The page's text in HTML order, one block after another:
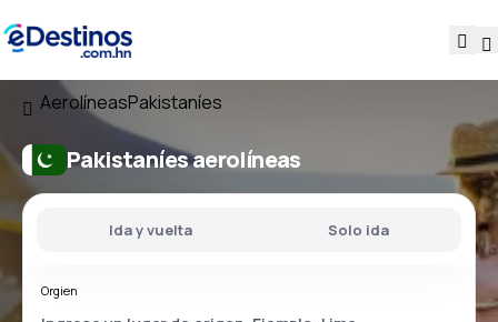
AerolíneasPakistaníes
Pakistaníes aerolíneas
Ida y vuelta Solo ida
Orgien